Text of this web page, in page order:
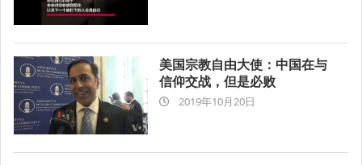
05:30
美国宗教自由大使：中国在与
信仰交战，但是必败
2019-2019年10月20日